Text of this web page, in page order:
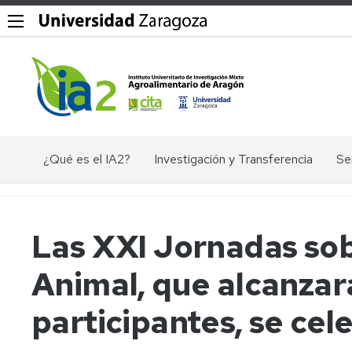
¿Qué es el IA2?
valores
del
IA2
Documentos
Investigación y Transferencia
de
investigación
Grupos
de
investigación
en
Gel
Las XXI Jornadas
Animal, que
participantes, se